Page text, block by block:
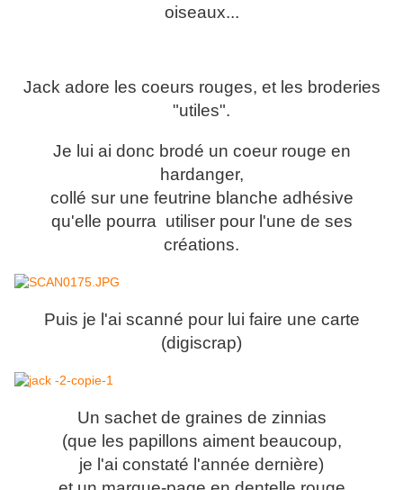
oiseaux...
Jack adore les coeurs rouges, et les broderies
"utiles".
Je lui ai donc brodé un coeur rouge en
hardanger,
collé sur une feutrine blanche adhésive
qu'elle pourra utiliser pour l'une de ses
créations.
Puis je l'ai scanné pour lui faire une carte
(digiscrap)
Un sachet de graines de zinnias
(que les papillons aiment beaucoup,
je l'ai constaté l'année dernière)